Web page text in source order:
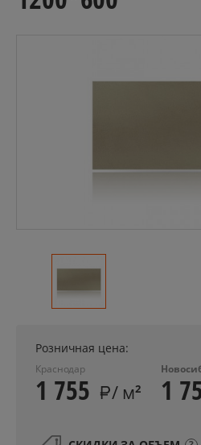
Розничная цена:
Краснодар
1 755 / м2 1